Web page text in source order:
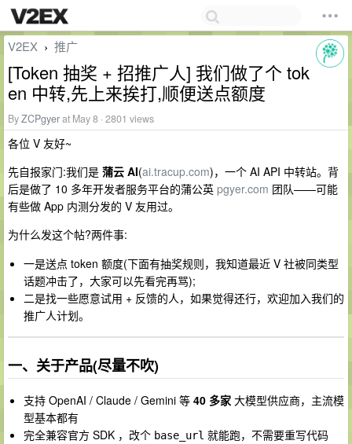
V2EX › 推广
[Token 抽奖 + 招推广人] 我们做了个 tok
en 中转,先上来挨打,顺便送点额度
ByZCPgyerat May 8 · 2801 views
各位 V 友好~
先自报家门:我们是 蒲云 AI(ai.tracup.com)，一个 AI API 中转站。背
后是做了 10 多年开发者服务平台的蒲公英 pgyer.com 团队——可能
有些做 App 内测分发的 V 友用过。
为什么发这个帖?两件事:
一是送点 token 额度(下面有抽奖规则，我知道最近 V 社被同类型
话题冲击了，大家可以先看完再骂);
二是找一些愿意试用 + 反馈的人，如果觉得还行，欢迎加入我们的
推广人计划。
一、关于产品(尽量不吹)
支持 OpenAI / Claude / Gemini 等 40 多家 大模型供应商，主流模
型基本都有
完全兼容官方 SDK ，改个 base_url 就能跑，不需要重写代码